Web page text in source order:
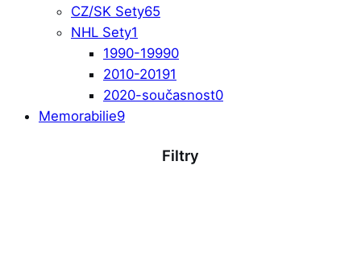
CZ/SK Sety65
NHL Sety1
1990-19990
2010-20191
2020-současnost0
Memorabilie9
Filtry